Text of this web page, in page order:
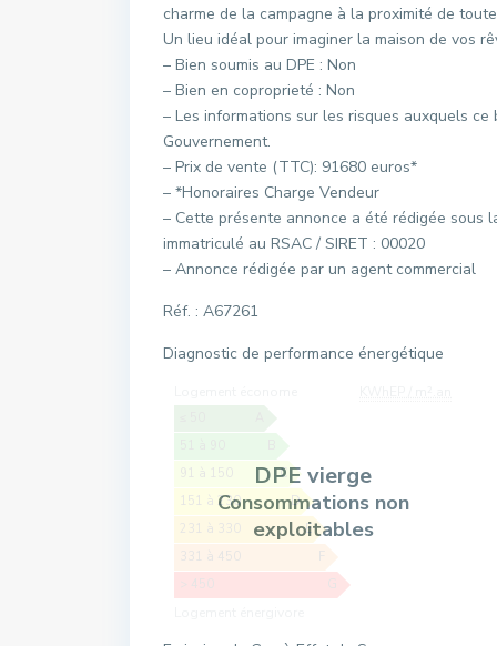
charme de la campagne à la proximité de
Un lieu idéal pour imaginer la maison de vos
– Bien soumis au DPE : Non
– Bien en coproprieté : Non
– Les informations sur les risques auxquels
Gouvernement.
– Prix de vente (TTC): 91680 euros*
– *Honoraires Charge Vendeur
– Cette présente annonce a été rédigée sous
immatriculé au RSAC / SIRET : 00020
– Annonce rédigée par un agent commercial
Réf. : A67261
Diagnostic de performance énergétique
91 à 150
C
151 à 230
D
231 à 330
E
331 à 450
F
> 450
G
DPE vierge
Consommations non
exploitables